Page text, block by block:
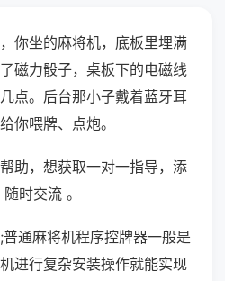
你坐的麻将机，底板里埋满
磁力骰子，桌板下的电磁线
点。后台那小子戴着蓝牙耳
你喂牌、点炮。
助，想获取一对一指导，添
时交流 。
通麻将机程序控牌器一般是
进行复杂安装操作就能实现